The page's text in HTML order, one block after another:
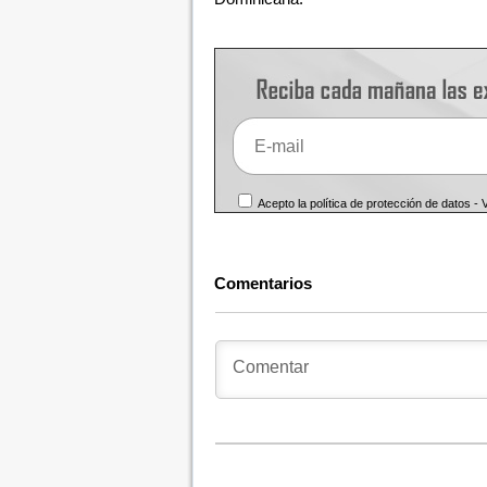
Acepto la política de protección de datos -
Comentarios